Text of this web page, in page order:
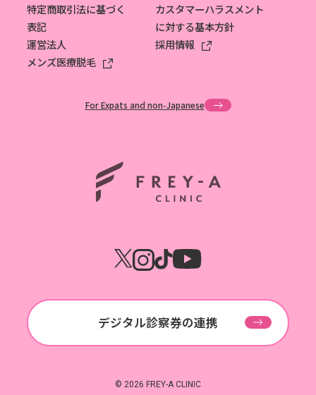
特定商取引法に基づく
表記
カスタマーハラスメント
に対する基本方針
運営法人
採用情報
メンズ医療脱毛
For Expats and non-Japanese
デジタル診察券の連携
© 2026 FREY-A CLINIC